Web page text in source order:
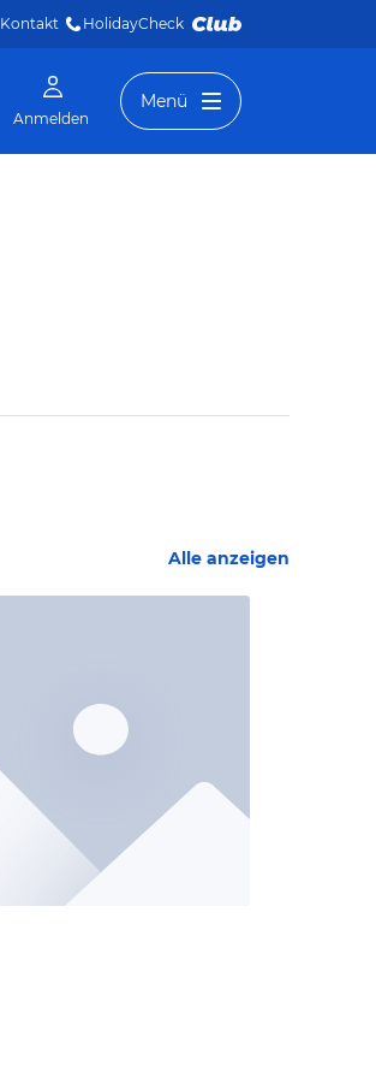
Kontakt HolidayCheck
Anmelden
Menü
Alle anzeigen